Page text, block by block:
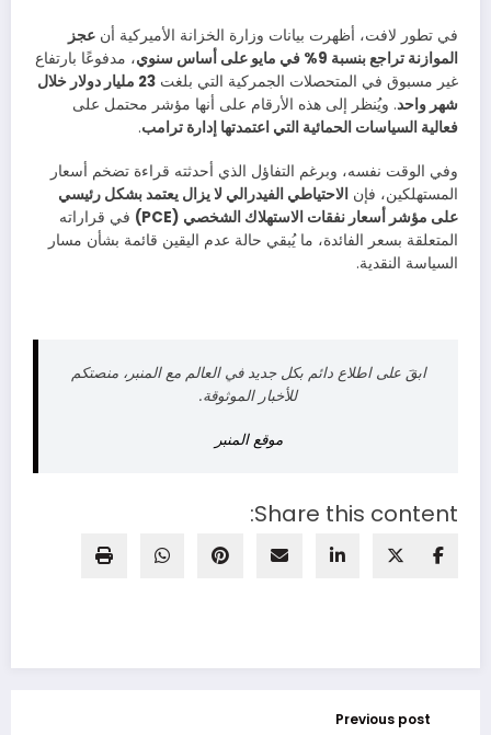
في تطور لافت، أظهرت بيانات وزارة الخزانة الأميركية أن عجز
الموازنة تراجع بنسبة 9% في مايو على أساس سنوي
، مدفوعًا بارتفاع
غير مسبوق في المتحصلات الجمركية التي بلغت
23 مليار دولار خلال
شهر واحد. ويُنظر إلى هذه الأرقام على أنها مؤشر محتمل على
فعالية السياسات الحمائية التي اعتمدتها إدارة ترامب.
وفي الوقت نفسه، وبرغم التفاؤل الذي أحدثته قراءة تضخم أسعار
المستهلكين، فإن الاحتياطي الفيدرالي لا يزال يعتمد بشكل رئيسي
على مؤشر أسعار نفقات الاستهلاك الشخصي (PCE)
في قراراته
المتعلقة بسعر الفائدة، ما يُبقي حالة عدم اليقين قائمة بشأن مسار
السياسة النقدية.
ابقَ على اطلاع دائم بكل جديد في العالم مع المنبر، منصتكم
للأخبار الموثوقة.
موقع المنبر
Share this content:
Previous post